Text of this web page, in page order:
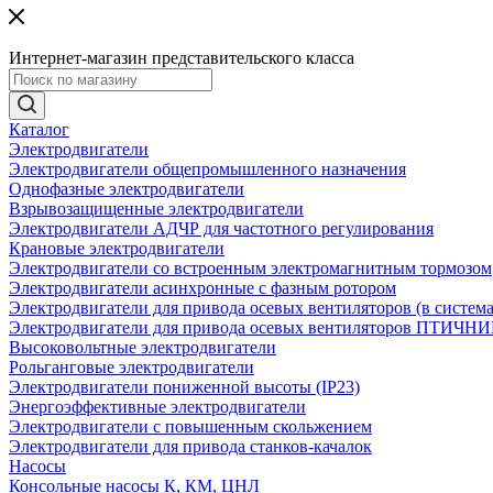
Интернет-магазин представительского класса
Каталог
Электродвигатели
Электродвигатели общепромышленного назначения
Однофазные электродвигатели
Взрывозащищенные электродвигатели
Электродвигатели АДЧР для частотного регулирования
Крановые электродвигатели
Электродвигатели со встроенным электромагнитным тормозом
Электродвигатели асинхронные с фазным ротором
Электродвигатели для привода осевых вентиляторов (в
Электродвигатели для привода осевых вентиляторов
Высоковольтные электродвигатели
Рольганговые электродвигатели
Электродвигатели пониженной высоты (IP23)
Энергоэффективные электродвигатели
Электродвигатели с повышенным скольжением
Электродвигатели для привода станков-качалок
Насосы
Консольные насосы К, КМ, ЦНЛ